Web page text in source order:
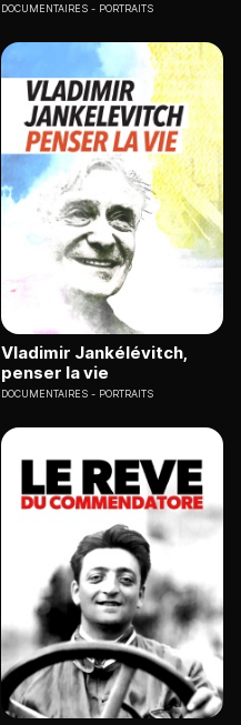
DOCUMENTAIRES PORTRAITS
Vladimir Jankélévitch,
penser la vie
DOCUMENTAIRES PORTRAITS